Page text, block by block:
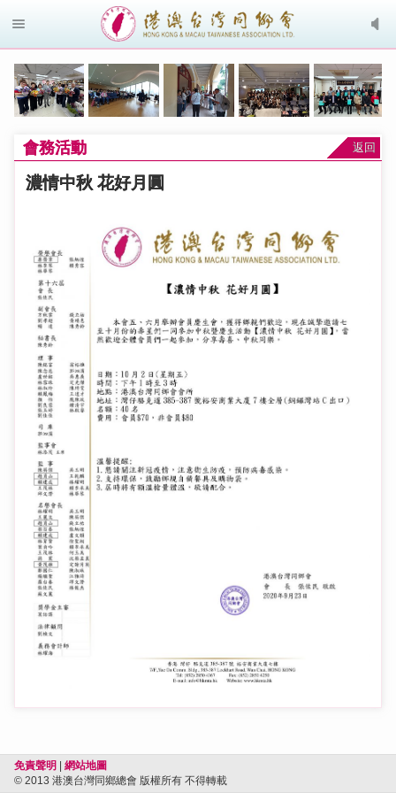
會務活動 返回
濃情中秋 花好月圓
免責聲明
網站地圖
© 2013 港澳台灣同鄉總會 版權所有 不得轉載